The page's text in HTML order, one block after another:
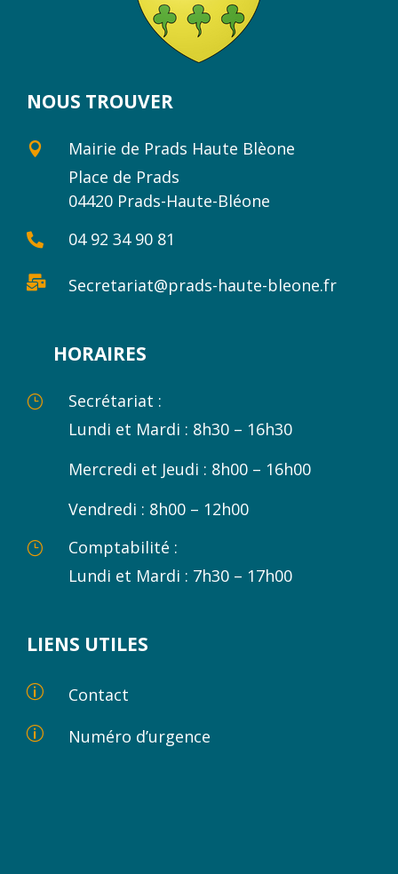
NOUS TROUVER

Mairie de Prads Haute Blèone
Place de Prads
04420 Prads-Haute-Bléone
 04 92 34 90 81
 Secretariat@prads-haute-bleone.fr
HORAIRES
}
Secrétariat :
Lundi et Mardi : 8h30 – 16h30
Mercredi et Jeudi : 8h00 – 16h00
Vendredi : 8h00 – 12h00
}
Comptabilité :
Lundi et Mardi : 7h30 – 17h00
LIENS UTILES
p Contact
p Numéro d’urgence